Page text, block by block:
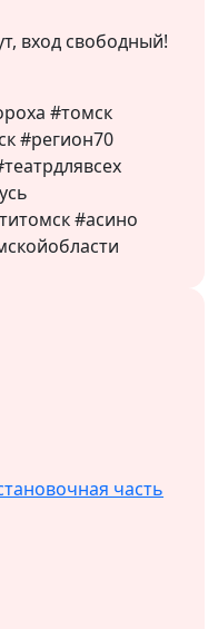
вход свободный!
#томск
#регион70
#асино
часть